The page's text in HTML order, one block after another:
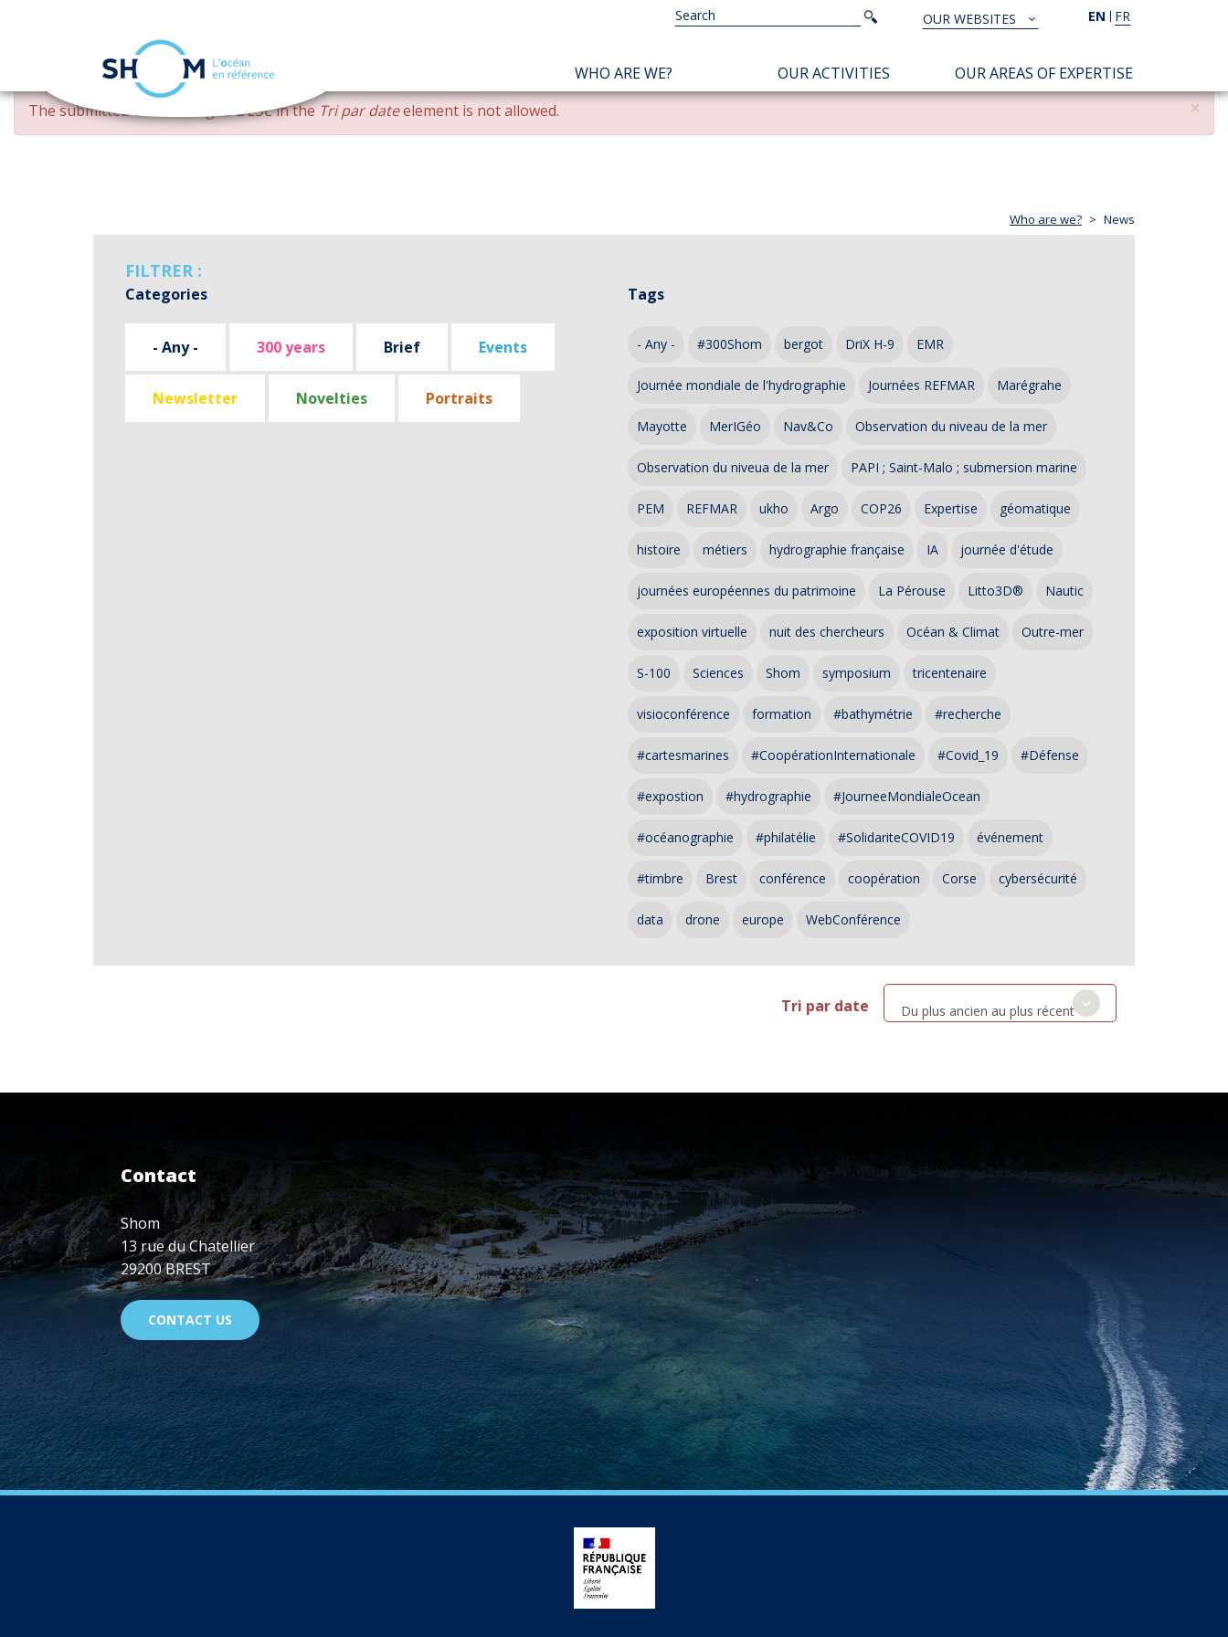
Skip
main
EN FR
TOUS
NOS
SITES
OUR WEBSITES
Search
Search
NAVIGATION
PRINCIPALE
WHO ARE WE? OUR ACTIVITIES OUR AREAS OF EXPERTISE
×
ERROR
MESSAGE
The submitted value changed DESCin theTri par dateelement is not allowed.
Who are we? News
FILTRER :
Categories
- Any - 300 years Brief Events
Newsletter Novelties Portraits
Tags
- Any - #300Shom bergot DriX H-9 EMR
Journée mondiale de l'hydrographie Journées REFMAR Marégrahe
Mayotte MerIGéo Nav&Co Observation du niveau de la mer
Observation du niveua de la mer PAPI ; Saint-Malo ; submersion marine
PEM REFMAR ukho Argo COP26 Expertise géomatique
histoire métiers hydrographie française IA journée d'étude
journées européennes du patrimoine La Pérouse Litto3D® Nautic
exposition virtuelle nuit des chercheurs Océan & Climat Outre-mer
S-100 Sciences Shom symposium tricentenaire
visioconférence formation #bathymétrie #recherche
#cartesmarines #CoopérationInternationale #Covid_19 #Défense
#expostion #hydrographie #JourneeMondialeOcean
#océanographie #philatélie #SolidariteCOVID19 événement
#timbre Brest conférence coopération Corse cybersécurité
data drone europe WebConférence
Tri par date Du plus ancien au plus récent
Contact
Shom
13 rue du Chatellier
29200 BREST
CONTACT US